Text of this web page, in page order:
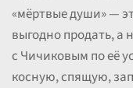
«мёртвые души» —
выгодно продать, а
с Чичиковым по её
косную, спящую,